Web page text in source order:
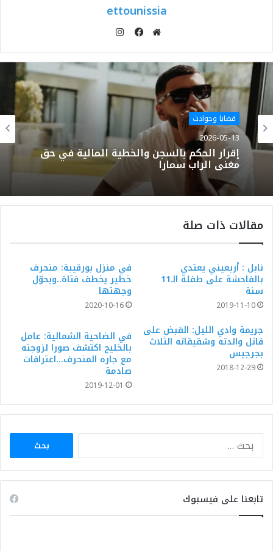
ettounissia
الويب
قضايا وحوادث
2026-05-13
إقرار الحكم بالسجن والخطية المالية في حق
مغني الراب سمارا
مقالات ذات صلة
نابل : أربعيني يعتدي
بالفاحشة على طفلة الـ11
سنة
2019-11-10
في منزل بورقيبة: منحرف
خطير يخطف فتاة..ويحوّل
وجهتها
2020-10-16
جريمة وادي الليل: القبض على
قاتل والدته وشقيقاته الثلاث
بجرجيس
2018-12-29
في الضاحية الشمالية: عامل
بالخليج اكتشف صورا لزوجته
مع جاره المنحرف…اعترافات
صادمة
2019-12-01
البحث
تابعنا على فيسبوك